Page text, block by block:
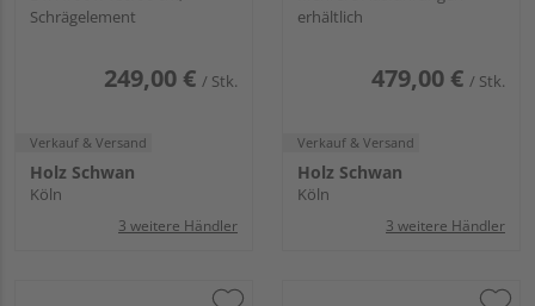
Schrägelement
249,00 € / Stk.
Verkauf & Versand
Holz Schwan
Köln
3 weitere Händler
erhältlich
479,00 € / Stk.
Verkauf & Versand
Holz Schwan
Köln
3 weitere Händler